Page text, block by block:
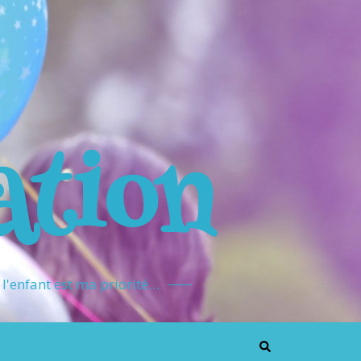
l'enfant est ma priorité…